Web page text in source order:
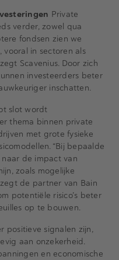
Private
verder, zowel qua
fondsen zien we
in sectoren als
Scavenius. Door zich
investeerders beter
inschatten.
slot wordt
thema binnen private
met grote fysieke
“Bij bepaalde
de impact van
zoals mogelijke
zegt de partner van Bain
potentiële risico’s beter
op te bouwen.
positieve signalen zijn,
aan onzekerheid.
en economische